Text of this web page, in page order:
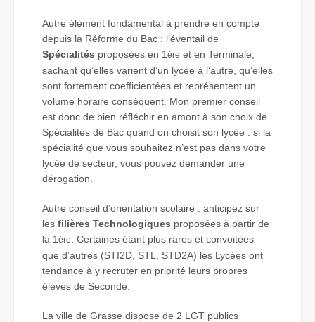
Autre élément fondamental à prendre en compte
depuis la Réforme du Bac : l’éventail de
Spécialités proposées en 1 ère et en Terminale,
sachant qu’elles varient d’un lycée à l’autre, qu’elles
sont fortement coefficientées et représentent un
volume horaire conséquent. Mon premier conseil
est donc de bien réfléchir en amont à son choix de
Spécialités de Bac quand on choisit son lycée : si la
spécialité que vous souhaitez n’est pas dans votre
lycée de secteur, vous pouvez demander une
dérogation.
Autre conseil d’orientation scolaire : anticipez sur
les filières Technologiques proposées à partir de
la 1 ère
. Certaines étant plus rares et convoitées
que d’autres (STI2D, STL, STD2A) les Lycées ont
tendance à y recruter en priorité leurs propres
élèves de Seconde.
La ville de Grasse dispose de 2 LGT publics